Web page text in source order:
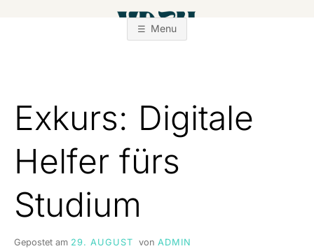
Menu
Exkurs: Digitale
Helfer fürs
Studium
Gepostet am 29. AUGUST von ADMIN